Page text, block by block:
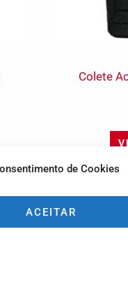
de Cookies
ACEITAR
Colete